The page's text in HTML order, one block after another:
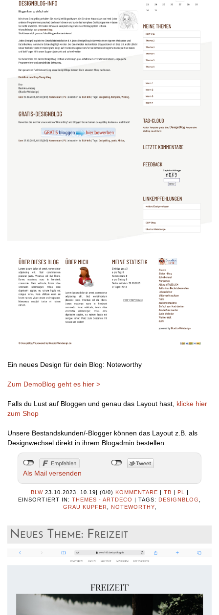
Ein neues Design für dein Blog: Noteworthy
Zum DemoBlog geht es hier >
Falls du Lust auf Bloggen und genau das Layout hast, klicke hier
zum Shop
Unsere Bestandskunden/-Blogger können das Layout z.B. als
Designwechsel direkt in ihrem Blogadmin bestellen.
Als Mail versenden
BLW 23.10.2023, 10.19| (0/0) KOMMENTARE | TB | PL
|
EINSORTIERT IN: THEMES - ARTDECO | TAGS: DESIGNBLOG
GRAU KUPFER
NOTEWORTHY,
Neues Theme: Freizeit